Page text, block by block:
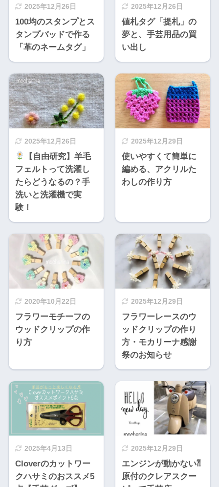
2025年12月26日
100均のスタンプとス
タンプパッドで作る
「革のネームタグ」
2025年12月26日
値札タグ「提札」の
夢と、手芸用品の買
い出し
2025年12月26日
【自由研究】羊毛
フェルトって洗濯し
たらどうなるの？手
洗いと洗濯機で実
験！
2025年12月29日
使いやすくて簡単に
編める、アクリルた
わしの作り方
2020年10月22日
フラワーモチーフの
ウッドクリップの作
り方
2025年12月29日
フラワーレースのウ
ッドクリップの作り
方・モカリーナ感謝
祭のお知らせ
2025年4月13日
Cloverのカットワー
クハサミのおススメ5
2025年12月29日
エンジンが動かない⁈
原付のクレアスクー